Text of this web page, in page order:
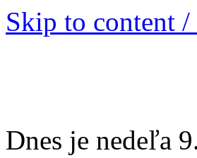
Skip to content
Dnes je nedeľa